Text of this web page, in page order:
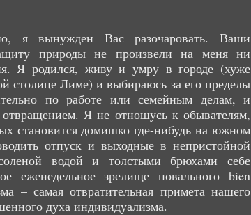
я вынужден Вас разочаровать. Ваши
природы не произвели на меня ни
Я родился, живу и умру в городе (хуже
столице Лиме) и выбираюсь за его пределы
по работе или семейным делам, и
Я не отношусь к обывателям,
становится домишко где-нибудь на южном
отпуск и выходные в непристойной
водой и толстыми брюхами себе
еженедельное зрелище повального bien
– самая отвратительная примета нашего
духа индивидуализма.